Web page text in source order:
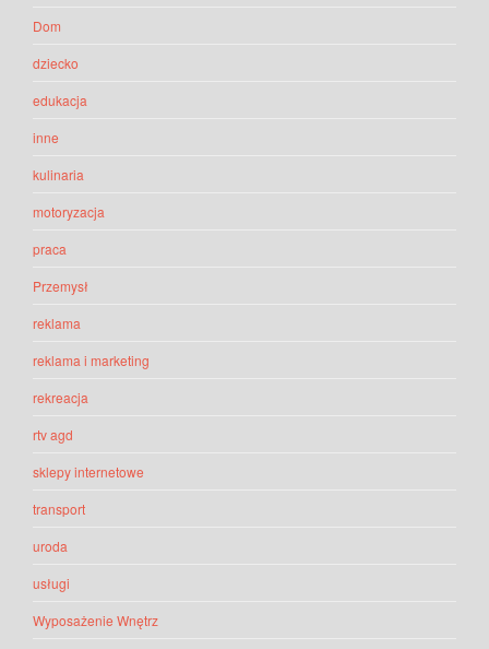
Dom
dziecko
edukacja
inne
kulinaria
motoryzacja
praca
Przemysł
reklama
reklama i marketing
rekreacja
rtv agd
sklepy internetowe
transport
uroda
usługi
Wyposażenie Wnętrz